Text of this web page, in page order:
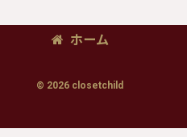
ホーム
© 2026 closetchild